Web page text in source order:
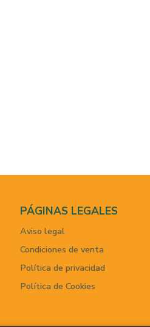
PÁGINAS LEGALES
Aviso legal
Condiciones de venta
Política de privacidad
Política de Cookies